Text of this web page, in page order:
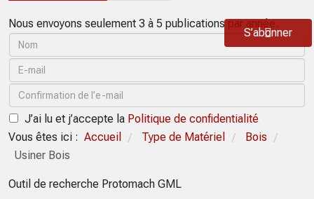
Nous envoyons seulement 3 à 5 publications par année.
J’ai lu et j’accepte la Politique de confidentialité
S’abonner
Vous êtes ici : Accueil / Type de Matériel / Bois /
Usiner Bois
Outil de recherche Protomach GML